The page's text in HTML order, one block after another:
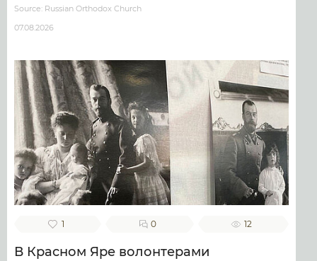
Source: Russian Orthodox Church
07.08.2026
1 0 12
В Красном Яре волонтерами